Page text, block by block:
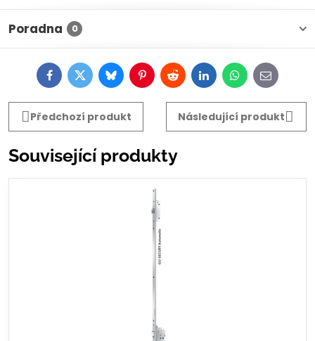
Poradna 0
FacebookTwitterBlueskyPinterestRedditLinkedInWhatsApp
E-
mail
Předchozí produkt
Následující produkt
Související produkty